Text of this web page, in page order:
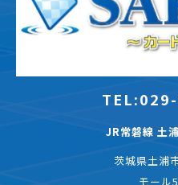
JR常磐線 土
茨城県土浦
モール